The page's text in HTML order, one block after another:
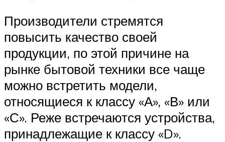
Производители стремятся
повысить качество своей
продукции, по этой причине на
рынке бытовой техники все чаще
можно встретить модели,
относящиеся к классу «А», «В» или
«С». Реже встречаются устройства,
принадлежащие к классу «D».